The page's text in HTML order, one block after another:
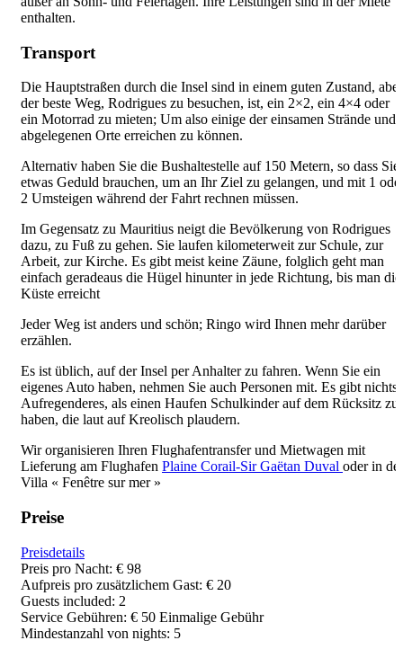
enthalten.
Transport
Die Hauptstraßen durch die Insel sind in einem guten Zustand, aber
der beste Weg, Rodrigues zu besuchen, ist, ein 2×2, ein 4×4 oder
ein Motorrad zu mieten; Um also einige der einsamen Strände und
abgelegenen Orte erreichen zu können.
Alternativ haben Sie die Bushaltestelle auf 150 Metern, so dass Sie
etwas Geduld brauchen, um an Ihr Ziel zu gelangen, und mit 1
2 Umsteigen während der Fahrt rechnen müssen.
Im Gegensatz zu Mauritius neigt die Bevölkerung von Rodrigues
dazu, zu Fuß zu gehen. Sie laufen kilometerweit zur Schule, zur
Arbeit, zur Kirche. Es gibt meist keine Zäune, folglich geht man
einfach geradeaus die Hügel hinunter in jede Richtung, bis man die
Küste erreicht
Jeder Weg ist anders und schön; Ringo wird Ihnen mehr darüber
erzählen.
Es ist üblich, auf der Insel per Anhalter zu fahren. Wenn Sie ein
eigenes Auto haben, nehmen Sie auch Personen mit. Es gibt nichts
Aufregenderes, als einen Haufen Schulkinder auf dem Rücksitz zu
haben, die laut auf Kreolisch plaudern.
Wir organisieren Ihren Flughafentransfer und Mietwagen mit
Lieferung am Flughafen Plaine Corail-Sir Gaëtan Duval oder in der
Villa « Fenêtre sur mer »
Preise
Preisdetails
Preis pro Nacht: € 98
Aufpreis pro zusätzlichem Gast: € 20
Guests included: 2
Service Gebühren: € 50 Einmalige Gebühr
Mindestanzahl von nights: 5